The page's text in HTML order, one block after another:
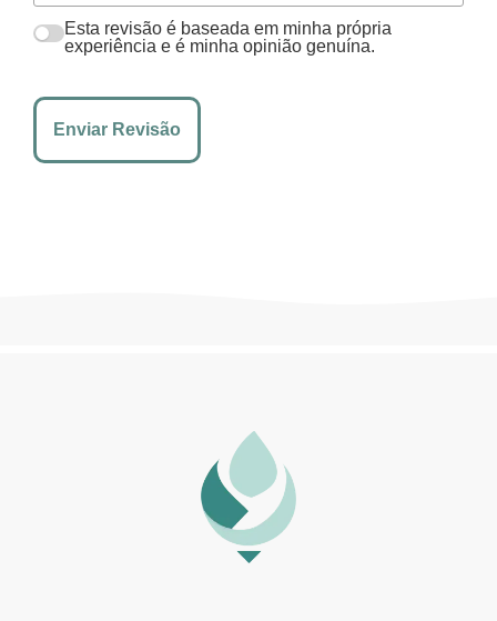
Esta revisão é baseada em minha própria
experiência e é minha opinião genuína.
Enviar Revisão